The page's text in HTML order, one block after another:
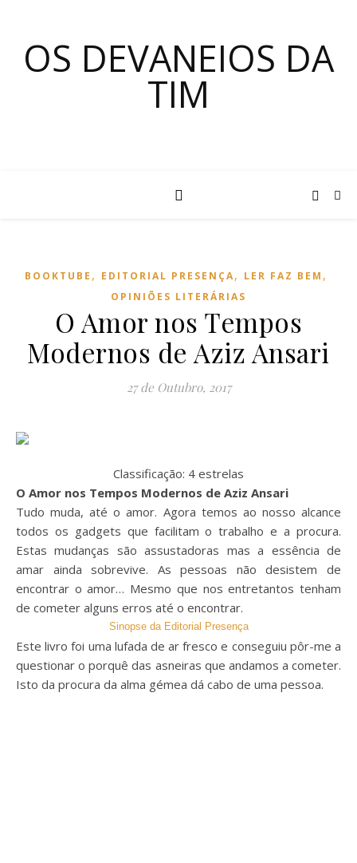
OS DEVANEIOS DA
TIM
BOOKTUBE , EDITORIAL PRESENÇA, LER FAZ BEM ,
OPINIÕES LITERÁRIAS
O Amor nos Tempos
Modernos de Aziz Ansari
27 de Outubro, 2017
Classificação: 4 estrelas
O Amor nos Tempos Modernos de Aziz Ansari
Tudo muda, até o amor. Agora temos ao nosso alcance
todos os gadgets que facilitam o trabalho e a procura.
Estas mudanças são assustadoras mas a essência de
amar ainda sobrevive. As pessoas não desistem de
encontrar o amor… Mesmo que nos entretantos tenham
de cometer alguns erros até o encontrar.
Sinopse da Editorial Presença
Este livro foi uma lufada de ar fresco e conseguiu pôr-me a
questionar o porquê das asneiras que andamos a cometer.
Isto da procura da alma gémea dá cabo de uma pessoa.